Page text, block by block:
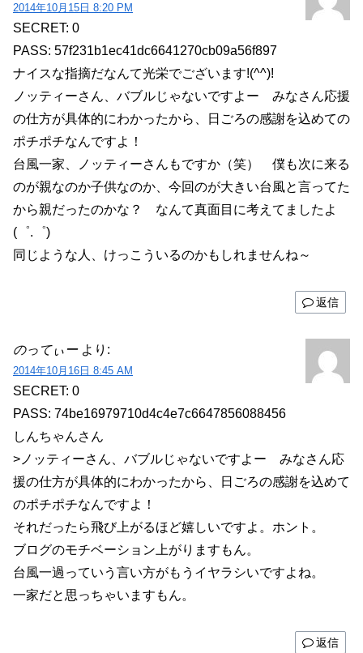
2014年10月15日 8:20 PM
SECRET: 0
PASS: 57f231b1ec41dc6641270cb09a56f897
ナイスな指摘だなんて光栄でございます!(^^)!
ノッティーさん、バブルじゃないですよー みなさん応援
の仕方が具体的にわかったから、日ごろの感謝を込めての
ポチポチなんですよ！
台風一家、ノッティーさんもですか（笑） 僕も次に来る
のが親なのか子供なのか、今回のが大きい台風と言ってた
から親だったのかな？ なんて真面目に考えてましたよ
(゜.゜)
同じような人、けっこういるのかもしれませんね～
返信
のってぃー より:
2014年10月16日 8:45 AM
SECRET: 0
PASS: 74be16979710d4c4e7c6647856088456
しんちゃんさん
>ノッティーさん、バブルじゃないですよー みなさん応
援の仕方が具体的にわかったから、日ごろの感謝を込めて
のポチポチなんですよ！
それだったら飛び上がるほど嬉しいですよ。ホント。
ブログのモチベーション上がりますもん。
台風一過っていう言い方がもうイヤラシいですよね。
一家だと思っちゃいますもん。
返信